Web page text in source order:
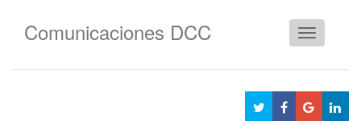
Cambiar
Comunicaciones DCC